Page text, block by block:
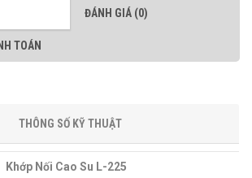
ĐÁNH GIÁ (0)
TOÁN
THÔNG SỐ KỸ THUẬT
Khớp Nối Cao Su L-225